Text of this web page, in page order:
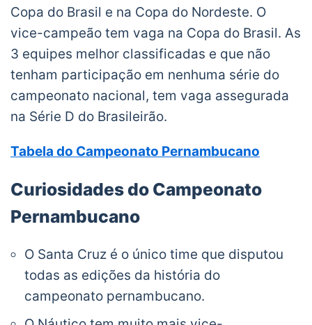
Copa do Brasil e na Copa do Nordeste. O
vice-campeão tem vaga na Copa do Brasil. As
3 equipes melhor classificadas e que não
tenham participação em nenhuma série do
campeonato nacional, tem vaga assegurada
na Série D do Brasileirão.
Tabela do Campeonato Pernambucano
Curiosidades do Campeonato
Pernambucano
O Santa Cruz é o único time que disputou
todas as edições da história do
campeonato pernambucano.